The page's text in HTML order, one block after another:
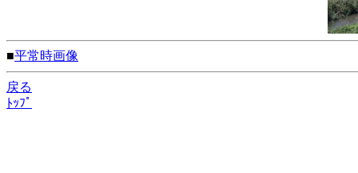
■平常時画像
戻る
ﾄｯﾌﾟ